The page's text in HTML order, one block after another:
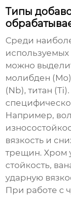
Типы
Среди
используемых
можно
молибден
(Nb), титан
Например,
вязкость и
трещин. Хром
стойкость,
ударную
При работе с